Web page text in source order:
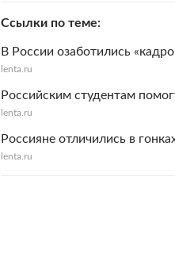
Ссылки по теме
В России озаботились
lenta.ru
Российским студентам
lenta.ru
Россияне отличились в
lenta.ru